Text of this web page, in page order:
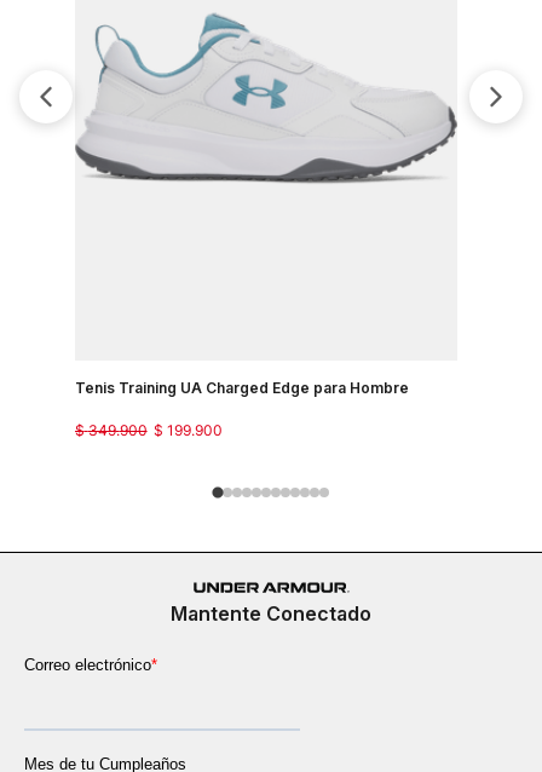
Tenis Training UA Charged Edge para Hombre
$ 199.900
$ 349.900
Mantente Conectado